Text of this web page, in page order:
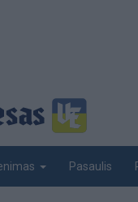
Pasaulis